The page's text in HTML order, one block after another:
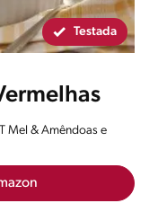
Testada
Mel & Amêndoas e